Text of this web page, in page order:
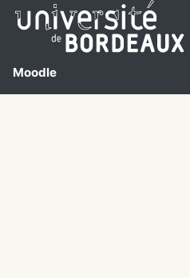
Moodle